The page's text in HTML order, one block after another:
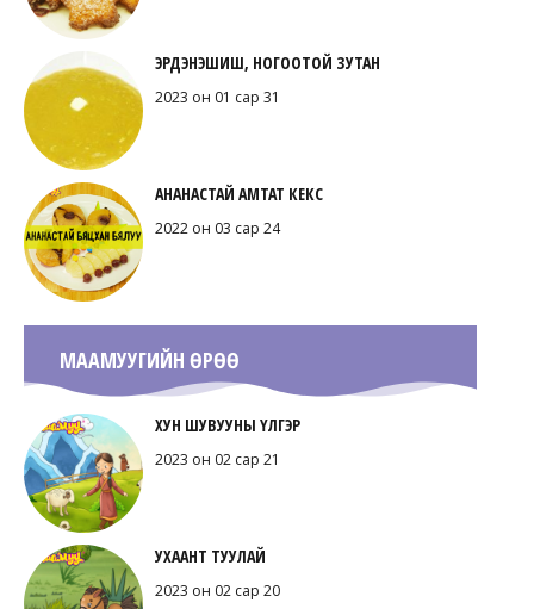
ЭРДЭНЭШИШ, НОГООТОЙ ЗУТАН
2023 он 01 сар 31
АНАНАСТАЙ АМТАТ КЕКС
2022 он 03 сар 24
МААМУУГИЙН ӨРӨӨ
ХУН ШУВУУНЫ ҮЛГЭР
2023 он 02 сар 21
УХААНТ ТУУЛАЙ
2023 он 02 сар 20